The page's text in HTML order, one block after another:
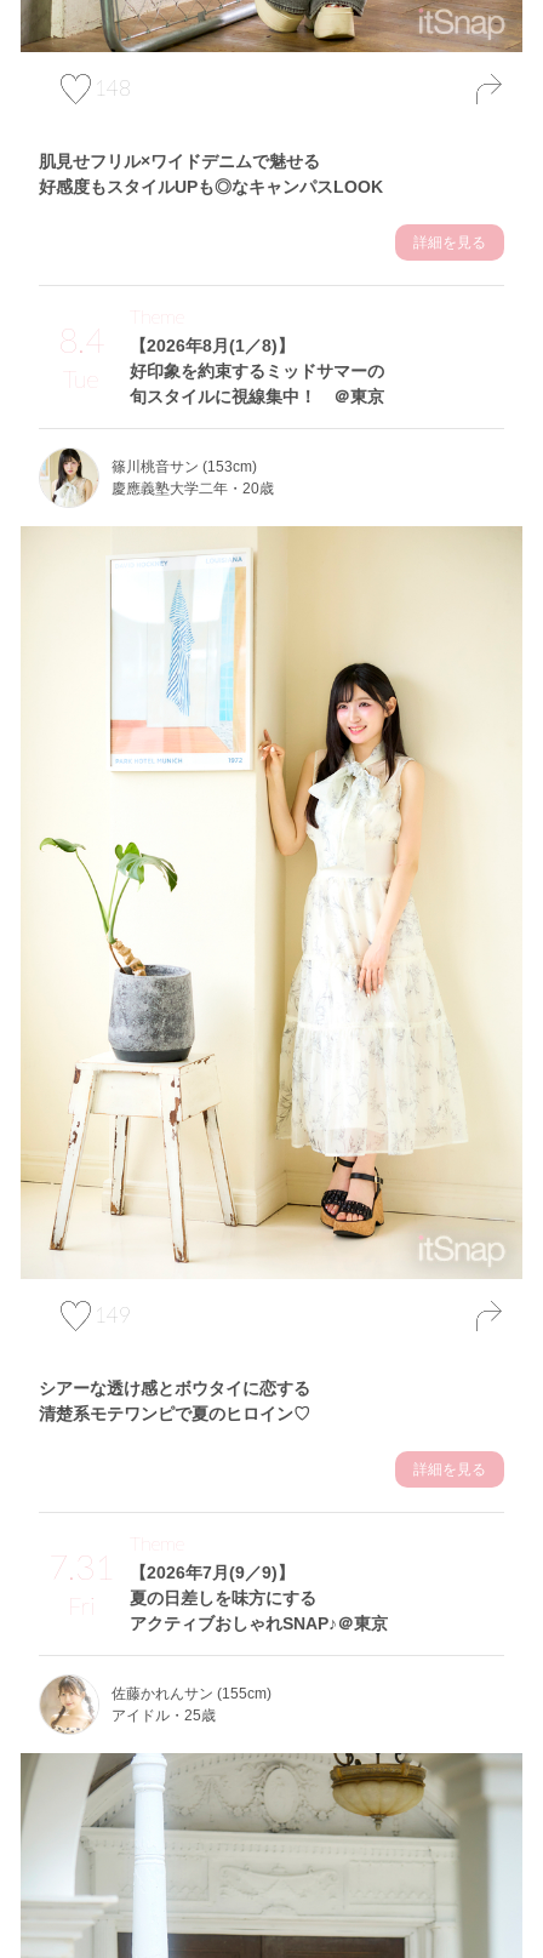
148
肌見せフリル×ワイドデニムで魅せる
好感度もスタイルUPも◎なキャンパスLOOK
詳細を見る
8.4
Tue
【2026年8月(1／8)】
好印象を約束するミッドサマーの
旬スタイルに視線集中！ ＠東京
Theme
篠川桃音サン (153cm)
慶應義塾大学二年・20歳
149
シアーな透け感とボウタイに恋する
清楚系モテワンピで夏のヒロイン♡
詳細を見る
7.31
Fri
【2026年7月(9／9)】
夏の日差しを味方にする
アクティブおしゃれSNAP♪＠東京
Theme
佐藤かれんサン (155cm)
アイドル・25歳